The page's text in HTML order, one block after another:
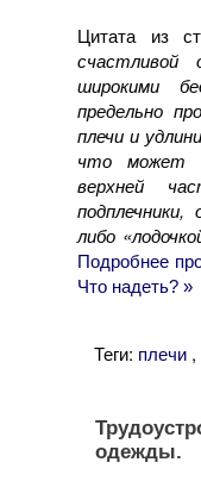
Цитата из
счастливой
широкими
предельно
плечи и
что может
верхней
либо
Подробнее
Что надеть? »
Теги: плечи ,
одежды.